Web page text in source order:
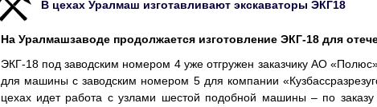
В цехах Уралмаш изготавливают экскаваторы ЭКГ18
На Уралмашзаводе продолжается изготовление ЭКГ-18 для
ЭКГ-18 под заводским номером 4 уже отгружен заказчику АО
для машины с заводским номером 5 для компании
цехах идет работа с узлами шестой подобной машины – по